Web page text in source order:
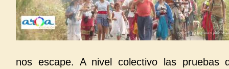
nos escape. A nivel colectivo las pruebas